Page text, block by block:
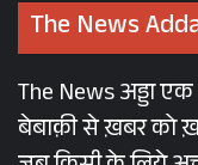
The News
The News अड्डा एक
बेबाक़ी से ख़बर को